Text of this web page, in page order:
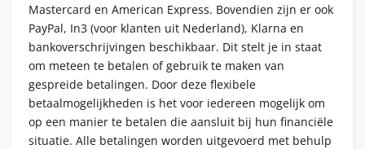
Mastercard en American Express. Bovendien zijn er ook
PayPal, In3 (voor klanten uit Nederland), Klarna en
bankoverschrijvingen beschikbaar. Dit stelt je in staat
om meteen te betalen of gebruik te maken van
gespreide betalingen. Door deze flexibele
betaalmogelijkheden is het voor iedereen mogelijk om
op een manier te betalen die aansluit bij hun financiële
situatie. Alle betalingen worden uitgevoerd met behulp